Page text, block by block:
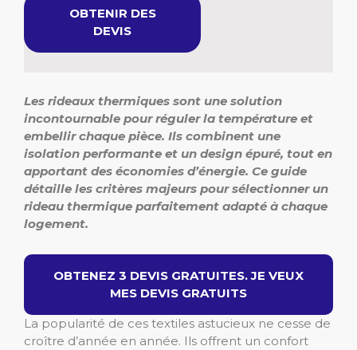
OBTENIR DES
DEVIS
Les rideaux thermiques sont une solution
incontournable pour réguler la température et
embellir chaque pièce. Ils combinent une
isolation performante et un design épuré, tout en
apportant des économies d’énergie. Ce guide
détaille les critères majeurs pour sélectionner un
rideau thermique parfaitement adapté à chaque
logement.
OBTENEZ 3 DEVIS GRATUITES. JE VEUX
MES DEVIS GRATUITS
La popularité de ces textiles astucieux ne cesse de
croître d’année en année. Ils offrent un confort